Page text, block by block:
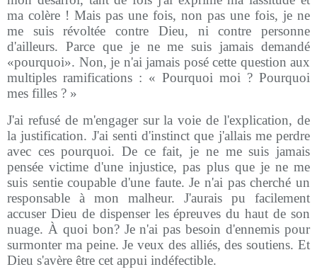
ma colère ! Mais pas une fois, non pas une fois, je ne
me suis révoltée contre Dieu, ni contre personne
d'ailleurs. Parce que je ne me suis jamais demandé
«pourquoi». Non, je n'ai jamais posé cette question aux
multiples ramifications : « Pourquoi moi ? Pourquoi
mes filles ? »
J'ai refusé de m'engager sur la voie de l'explication, de
la justification. J'ai senti d'instinct que j'allais me perdre
avec ces pourquoi. De ce fait, je ne me suis jamais
pensée victime d'une injustice, pas plus que je ne me
suis sentie coupable d'une faute. Je n'ai pas cherché un
responsable à mon malheur. J'aurais pu facilement
accuser Dieu de dispenser les épreuves du haut de son
nuage. À quoi bon? Je n'ai pas besoin d'ennemis pour
surmonter ma peine. Je veux des alliés, des soutiens. Et
Dieu s'avère être cet appui indéfectible.